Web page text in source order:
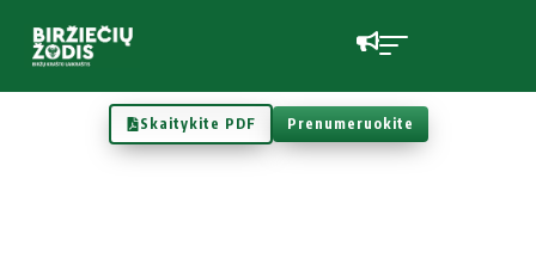
Skaitykite PDF Prenumeruokite